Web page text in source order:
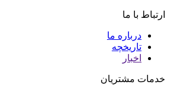
ارتباط با ما
درباره ما
تاریخچه
اخبار
خدمات مشتریان